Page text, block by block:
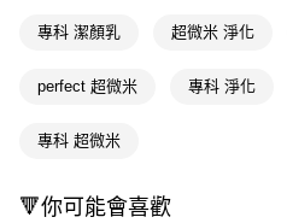
２．便利：只要手機號碼，簡訊認證，
【「AFTEE先享後付」結帳流程】
結帳頁面，進行簡訊認證並確認金額後
ATM／網路銀行／等多元方式進行付款
每筆NT$65，滿NT$390(含以上)免
付款後全家取貨
萊爾富取貨付款
專科 潔顏乳 超微米 淨化
perfect 超微米 專科 淨化
專科 超微米
🔻你可能會喜歡